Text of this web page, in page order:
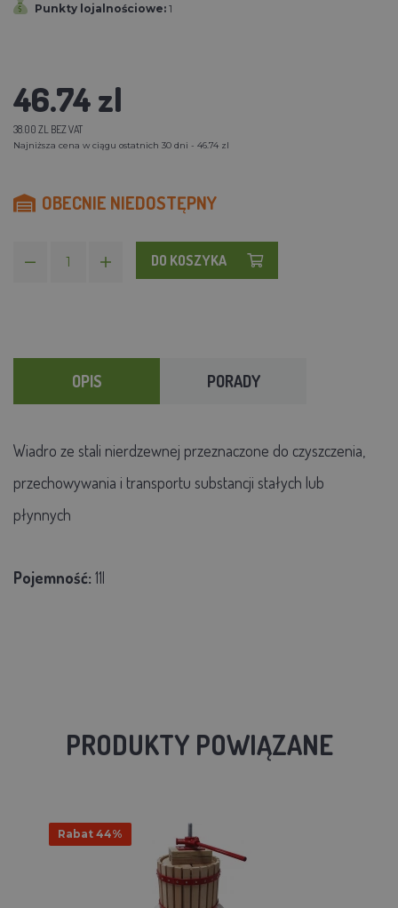
Punkty lojalnościowe: 1
46.74 zl
38.00 ZL BEZ VAT
Najniższa cena w ciągu ostatnich 30 dni - 46.74 zl
OBECNIE NIEDOSTĘPNY
DO KOSZYKA
OPIS PORADY
Wiadro ze stali nierdzewnej przeznaczone do czyszczenia,
przechowywania i transportu substancji stałych lub
płynnych
Pojemność: 11l
PRODUKTY POWIĄZANE
Rabat 44%